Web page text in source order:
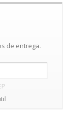
de entrega.